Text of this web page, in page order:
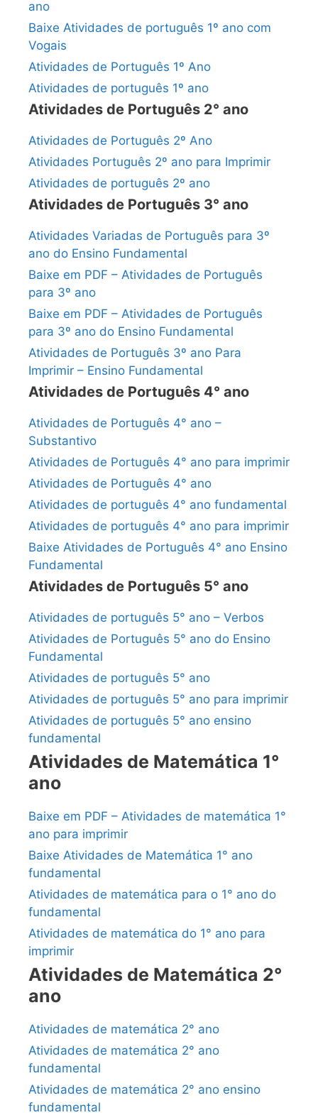
ano
Baixe Atividades de português 1º ano com
Vogais
Atividades de Português 1º Ano
Atividades de português 1º ano
Atividades de Português 2° ano
Atividades de Português 2º Ano
Atividades Português 2º ano para Imprimir
Atividades de português 2º ano
Atividades de Português 3° ano
Atividades Variadas de Português para 3º
ano do Ensino Fundamental
Baixe em PDF – Atividades de Português
para 3º ano
Baixe em PDF – Atividades de Português
para 3º ano do Ensino Fundamental
Atividades de Português 3º ano Para
Imprimir – Ensino Fundamental
Atividades de Português 4° ano
Atividades de Português 4° ano –
Substantivo
Atividades de Português 4° ano para imprimir
Atividades de Português 4° ano
Atividades de português 4° ano fundamental
Atividades de português 4° ano para imprimir
Baixe Atividades de Português 4° ano Ensino
Fundamental
Atividades de Português 5° ano
Atividades de português 5° ano – Verbos
Atividades de Português 5° ano do Ensino
Fundamental
Atividades de português 5° ano
Atividades de português 5° ano para imprimir
Atividades de português 5° ano ensino
fundamental
Atividades de Matemática 1°
ano
Baixe em PDF – Atividades de matemática 1°
ano para imprimir
Baixe Atividades de Matemática 1° ano
fundamental
Atividades de matemática para o 1° ano do
fundamental
Atividades de matemática do 1° ano para
imprimir
Atividades de Matemática 2°
ano
Atividades de matemática 2° ano
Atividades de matemática 2° ano
fundamental
Atividades de matemática 2° ano ensino
fundamental